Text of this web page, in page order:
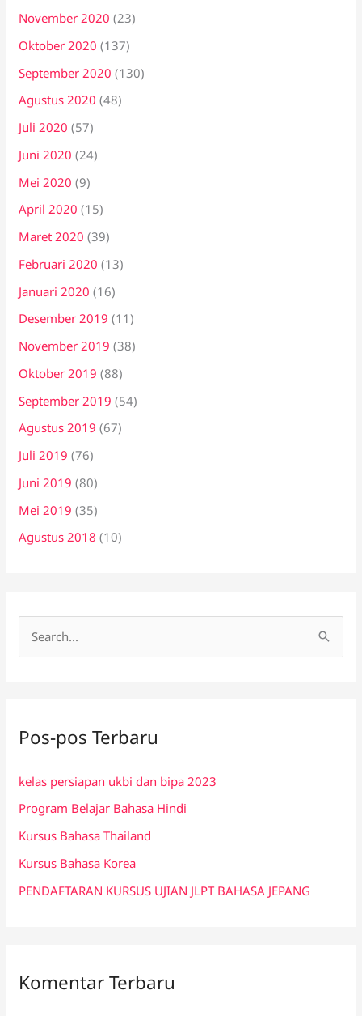
November 2020 (23)
Oktober 2020 (137)
September 2020 (130)
Agustus 2020 (48)
Juli 2020 (57)
Juni 2020 (24)
Mei 2020 (9)
April 2020 (15)
Maret 2020 (39)
Februari 2020 (13)
Januari 2020 (16)
Desember 2019 (11)
November 2019 (38)
Oktober 2019 (88)
September 2019 (54)
Agustus 2019 (67)
Juli 2019 (76)
Juni 2019 (80)
Mei 2019 (35)
Agustus 2018 (10)
u
t
u
k
:
Pos-pos Terbaru
kelas persiapan ukbi dan bipa 2023
Program Belajar Bahasa Hindi
Kursus Bahasa Thailand
Kursus Bahasa Korea
PENDAFTARAN KURSUS UJIAN JLPT BAHASA JEPANG
Komentar Terbaru